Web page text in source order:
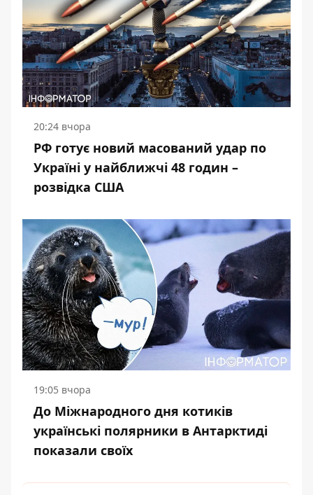
20:24 вчора
РФ готує новий масований удар по
Україні у найближчі 48 годин –
розвідка США
19:05 вчора
До Міжнародного дня котиків
українські полярники в Антарктиді
показали своїх